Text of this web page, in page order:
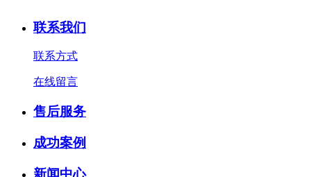
联系我们
联系方式
在线留言
售后服务
成功案例
新闻中心